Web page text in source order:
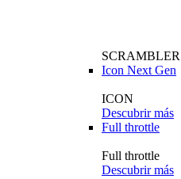
SCRAMBLER
Icon Next Gen
ICON
Descubrir más
Full throttle
Full throttle
Descubrir más